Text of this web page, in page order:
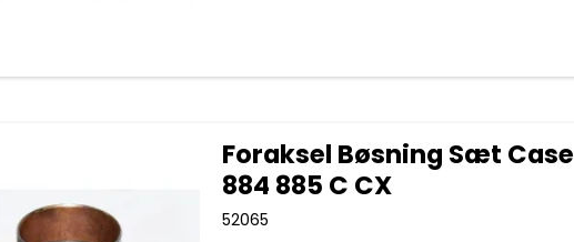
Foraksel Bøsning Sæt Case
884 885 C CX
52065